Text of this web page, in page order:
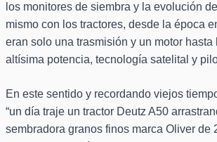
los monitores de siembra y la evolución
mismo con los tractores, desde la época
eran solo una trasmisión y un motor hasta
altísima potencia, tecnología satelital y
En este sentido y recordando viejos
“un día traje un tractor Deutz A50
sembradora granos finos marca Oliver de